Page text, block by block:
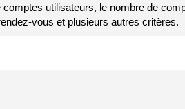
utilisateurs, le nombre de
vous et plusieurs autres critères.